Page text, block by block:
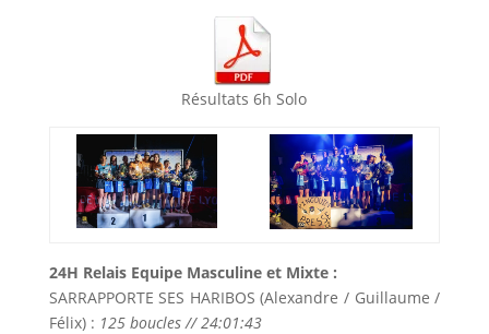
Résultats 6h Solo
24H Relais Equipe Masculine et Mixte :
SARRAPPORTE SES HARIBOS (Alexandre / Guillaume /
Félix) : 125 boucles // 24:01:43